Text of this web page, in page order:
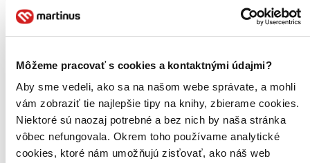
Môžeme pracovať s cookies a kontaktnými údajmi?
Aby sme vedeli, ako sa na našom webe správate, a mohli
vám zobraziť tie najlepšie tipy na knihy, zbierame cookies.
Niektoré sú naozaj potrebné a bez nich by naša stránka
vôbec nefungovala. Okrem toho používame analytické
cookies, ktoré nám umožňujú zisťovať, ako náš web
Dalskabáty, hříšná ves aneb Zapomenutý čert (2x jinak)
Jan Drda
Pohádková komedie o počlověčeném čertu, který začal pracovat a
naučil se mít rád prosté a dobré obyvatele chudé vesničky. S jeho
pomocí odhalí lidé arciďábla vydávajícího se za faráře a snažícího se